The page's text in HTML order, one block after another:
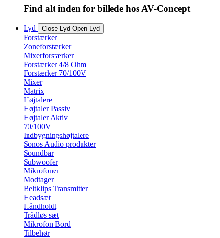
Find alt inden for billede hos AV-Concept
Lyd Close Lyd Open Lyd
Forstærker
Zoneforstærker
Mixerforstærker
Forstærker 4/8 Ohm
Forstærker 70/100V
Mixer
Matrix
Højtalere
Højtaler Passiv
Højtaler Aktiv
70/100V
Indbygningshøjtalere
Sonos Audio produkter
Soundbar
Subwoofer
Mikrofoner
Modtager
Beltklips Transmitter
Headsæt
Håndholdt
Trådløs sæt
Mikrofon Bord
Tilbehør